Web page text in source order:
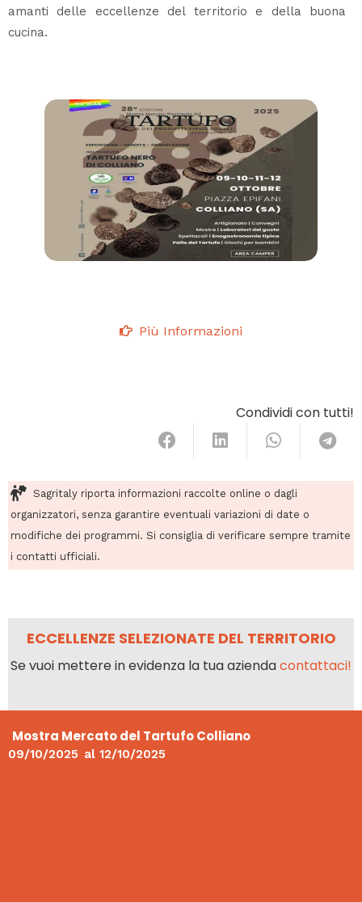
amanti delle eccellenze del territorio e della buona
cucina.
Più Informazioni
Condividi con tutti!
Sagritaly riporta informazioni raccolte online o dagli
organizzatori, senza garantire eventuali variazioni di date o
modifiche dei programmi. Si consiglia di verificare sempre tramite
i contatti ufficiali.
ECCELLENZE SELEZIONATE DEL TERRITORIO
Se vuoi mettere in evidenza la tua aziendacontattaci!
Mostra Mercato del Tartufo Colliano
09/10/2025 al 12/10/2025